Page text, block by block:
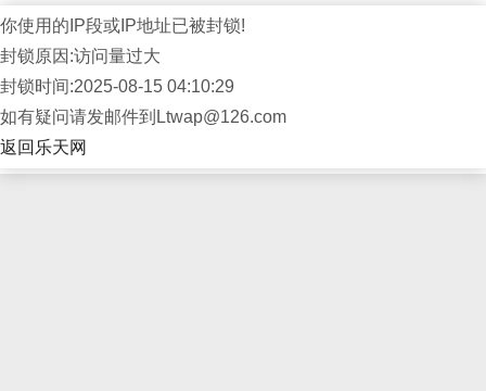
你使用的IP段或IP地址已被封锁!
封锁原因:访问量过大
封锁时间:2025-08-15 04:10:29
如有疑问请发邮件到Ltwap@126.com
返回乐天网